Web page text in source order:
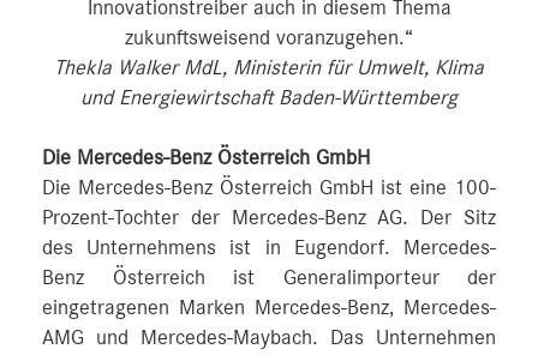
Innovationstreiber auch in diesem Thema
zukunftsweisend voranzugehen.“
Thekla Walker MdL, Ministerin für Umwelt, Klima
und Energiewirtschaft Baden-Württemberg
Die Mercedes-Benz Österreich GmbH
Die Mercedes-Benz Österreich GmbH ist eine 100-
Prozent-Tochter der Mercedes-Benz AG. Der Sitz
des Unternehmens ist in Eugendorf. Mercedes-
Benz Österreich ist Generalimporteur der
eingetragenen Marken Mercedes-Benz, Mercedes-
AMG und Mercedes-Maybach. Das Unternehmen